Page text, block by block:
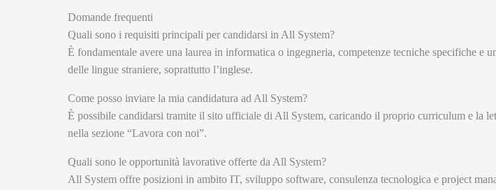
Domande frequenti
Quali sono i requisiti principali per candidarsi in All System?
È fondamentale avere una laurea in informatica o ingegneria, competenze tecniche specifiche e
delle lingue straniere, soprattutto l’inglese.
Come posso inviare la mia candidatura ad All System?
È possibile candidarsi tramite il sito ufficiale di All System, caricando il proprio curriculum e la
nella sezione “Lavora con noi”.
Quali sono le opportunità lavorative offerte da All System?
All System offre posizioni in ambito IT, sviluppo software, consulenza tecnologica e project